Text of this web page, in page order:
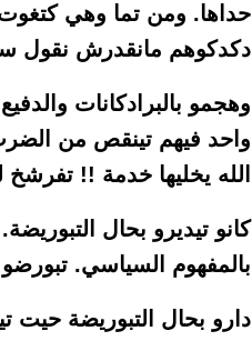
حداها. ومن تما وهي
دكدكوهم مانقدرش نقول
وهجمو بالبرادكانات
واحد فيهم تينقص من
الله يخليها خدمة !!
كانو تيديرو بحال
بالمفهوم السياسي. تبورضو
دارو بحال التبوريضة حيت